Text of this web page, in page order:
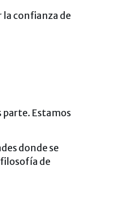
la confianza de
parte. Estamos
donde se
de